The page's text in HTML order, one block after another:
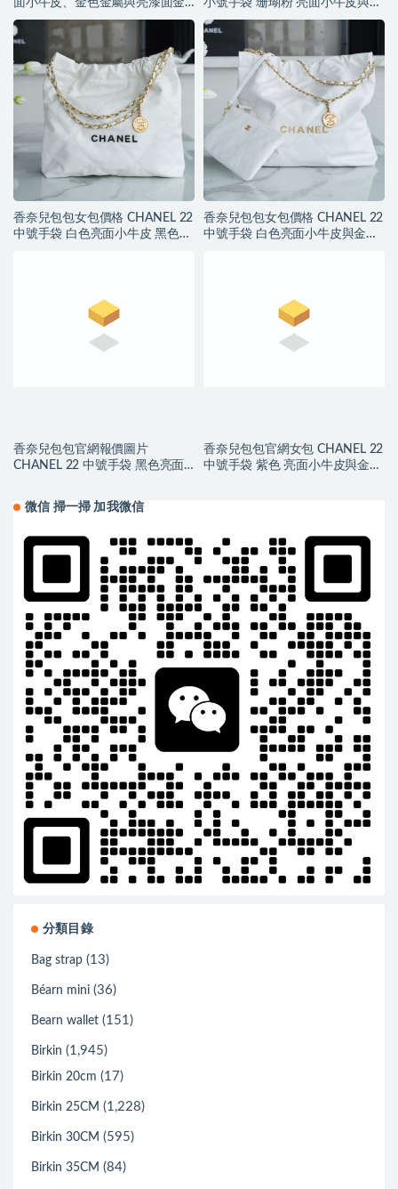
面小牛皮、金色金屬與亮漆面金
屬
小號手袋 珊瑚粉 亮面小牛皮與金
色金屬
香奈兒包包女包價格 CHANEL 22
中號手袋 白色亮面小牛皮 黑色
香奈兒包包女包價格 CHANEL 22
中號手袋 白色亮面小牛皮與金色
香奈兒包包官網報價圖片
CHANEL 22 中號手袋 黑色亮面
香奈兒包包官網女包 CHANEL 22
中號手袋 紫色 亮面小牛皮與金色
微信 掃一掃 加我微信
分類目錄
Bag strap (13)
Béarn mini (36)
Bearn wallet (151)
Birkin (1,945)
Birkin 20cm (17)
Birkin 25CM (1,228)
Birkin 30CM (595)
Birkin 35CM (84)